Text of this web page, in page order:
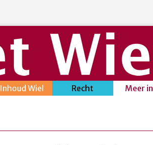
Inhoud Wiel Recht Meer